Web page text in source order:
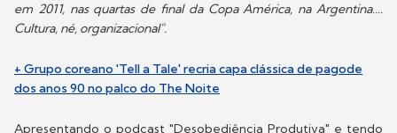
em 2011, nas quartas de final da Copa América, na Argentina....
Cultura, né, organizacional".
+ Grupo coreano 'Tell a Tale' recria capa clássica de pagode
dos anos 90 no palco do The Noite
Apresentando o podcast "Desobediência Produtiva" e tendo